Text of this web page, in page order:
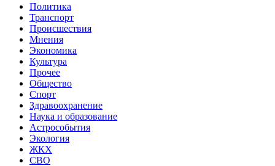
Политика
Транспорт
Происшествия
Мнения
Экономика
Культура
Прочее
Общество
Спорт
Здравоохранение
Наука и образование
Астрособытия
Экология
ЖКХ
СВО